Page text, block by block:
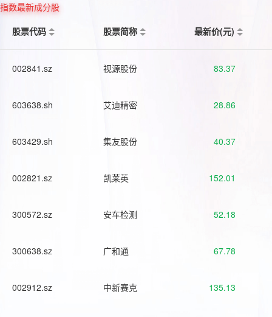
指数最新成分股
股票代码
股票简称 最新价(元)
002841.sz 视源股份 83.37
603638.sh 艾迪精密 28.86
603429.sh 集友股份 40.37
002821.sz 凯莱英 152.01
300572.sz 安车检测 52.18
300638.sz 广和通 67.78
002912.sz 中新赛克 135.13